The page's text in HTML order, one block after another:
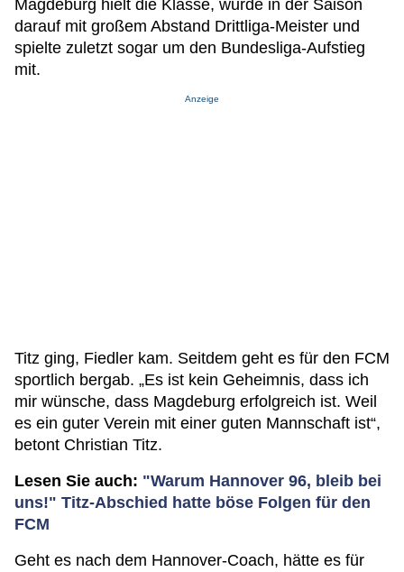
Magdeburg hielt die Klasse, wurde in der Saison
darauf mit großem Abstand Drittliga-Meister und
spielte zuletzt sogar um den Bundesliga-Aufstieg
mit.
Anzeige
Titz ging, Fiedler kam. Seitdem geht es für den FCM
sportlich bergab. „Es ist kein Geheimnis, dass ich
mir wünsche, dass Magdeburg erfolgreich ist. Weil
es ein guter Verein mit einer guten Mannschaft ist“,
betont Christian Titz.
Lesen Sie auch: "Warum Hannover 96, bleib bei
uns!" Titz-Abschied hatte böse Folgen für den
FCM
Geht es nach dem Hannover-Coach, hätte es für